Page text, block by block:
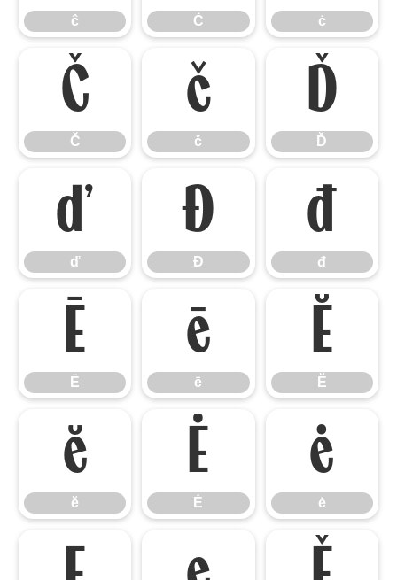
ĉ Ċ ċ
Č
Č
č
č
Ď
Ď
ď
ď
Đ
Đ
đ
đ
Ē
Ē
ē
ē
Ĕ
Ĕ
ĕ
ĕ
Ė
Ė
ė
ė